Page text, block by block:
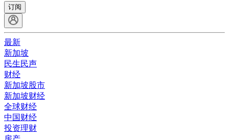
订阅
最新
新加坡
民生民声
财经
新加坡股市
新加坡财经
全球财经
中国财经
投资理财